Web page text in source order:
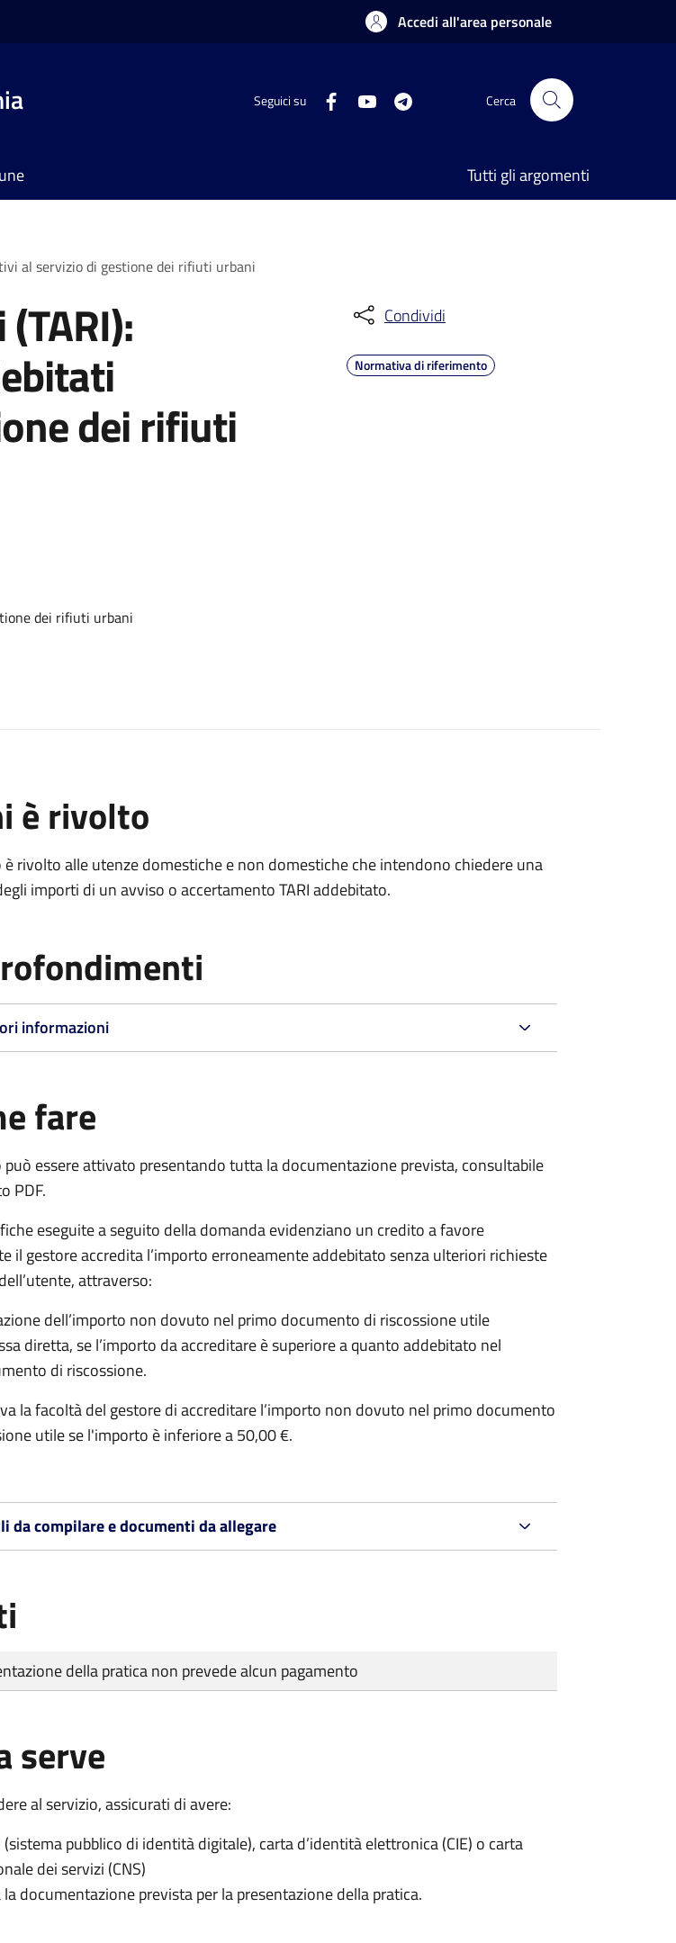
Accedi all'area personale
Seguici su Cerca
Tutti gli argomenti
al servizio di gestione dei rifiuti urbani
dei rifiuti
dei rifiuti urbani
Condividi
Normativa di riferimento
è rivolto
è rivolto alle utenze domestiche e non domestiche che intendono chiedere una
importi di un avviso o accertamento TARI addebitato.
informazioni
fare
può essere attivato presentando tutta la documentazione prevista, consultabile
PDF.
eseguite a seguito della domanda evidenziano un credito a favore
il gestore accredita l’importo erroneamente addebitato senza ulteriori richieste
attraverso:
dell’importo non dovuto nel primo documento di riscossione utile
diretta, se l’importo da accreditare è superiore a quanto addebitato nel
di riscossione.
la facoltà del gestore di accreditare l’importo non dovuto nel primo documento
utile se l'importo è inferiore a 50,00 €.
da compilare e documenti da allegare
della pratica non prevede alcun pagamento
serve
al servizio, assicurati di avere:
(sistema pubblico di identità digitale), carta d’identità elettronica (CIE) o carta
dei servizi (CNS)
documentazione prevista per la presentazione della pratica.